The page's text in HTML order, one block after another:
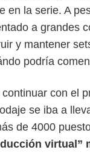
en la serie. A
a grandes
y mantener
podría
con el
se iba a
de 4000
virtual”